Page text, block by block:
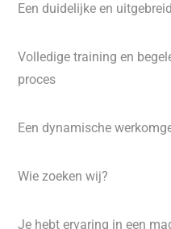
Een duidelijke en
Volledige training en
proces
Een dynamische
Wie zoeken wij?
Je hebt ervaring in een